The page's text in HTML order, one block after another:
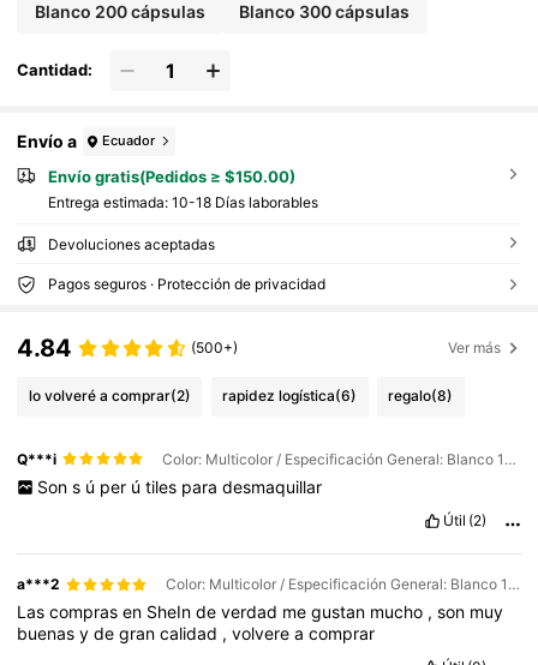
Blanco 200 cápsulas Blanco 300 cápsulas
Cantidad:
Envío a Ecuador
Envío gratis(Pedidos ≥ $150.00)
Entrega estimada: 10-18 Días laborables
Devoluciones aceptadas
Pagos seguros · Protección de privacidad
4.84 (500+) Ver más
lo volveré a comprar(2) rapidez logística(6) regalo(8)
Q***i Color: Multicolor / Especificación General: Blanco 100 cápsulas
Son s ú per ú tiles para desmaquillar
Útil (2)
a***2 Color: Multicolor / Especificación General: Blanco 100 cápsulas
Lascomprasen SheIndeverdad megustan mucho ,son muy
buenasydegrancalidad ,volvereacomprar